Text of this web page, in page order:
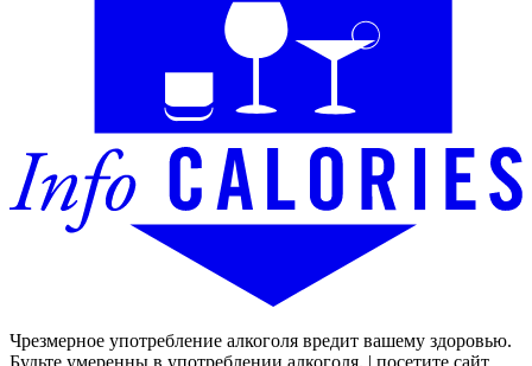
Чрезмерное употребление алкоголя вредит вашему здоровью.